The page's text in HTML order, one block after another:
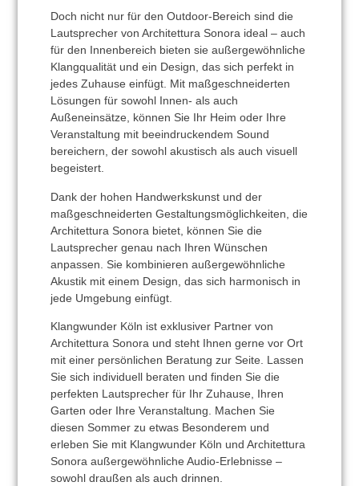
Doch nicht nur für den Outdoor-Bereich sind die
Lautsprecher von Architettura Sonora ideal – auch
für den Innenbereich bieten sie außergewöhnliche
Klangqualität und ein Design, das sich perfekt in
jedes Zuhause einfügt. Mit maßgeschneiderten
Lösungen für sowohl Innen- als auch
Außeneinsätze, können Sie Ihr Heim oder Ihre
Veranstaltung mit beeindruckendem Sound
bereichern, der sowohl akustisch als auch visuell
begeistert.
Dank der hohen Handwerkskunst und der
maßgeschneiderten Gestaltungsmöglichkeiten, die
Architettura Sonora bietet, können Sie die
Lautsprecher genau nach Ihren Wünschen
anpassen. Sie kombinieren außergewöhnliche
Akustik mit einem Design, das sich harmonisch in
jede Umgebung einfügt.
Klangwunder Köln ist exklusiver Partner von
Architettura Sonora und steht Ihnen gerne vor Ort
mit einer persönlichen Beratung zur Seite. Lassen
Sie sich individuell beraten und finden Sie die
perfekten Lautsprecher für Ihr Zuhause, Ihren
Garten oder Ihre Veranstaltung. Machen Sie
diesen Sommer zu etwas Besonderem und
erleben Sie mit Klangwunder Köln und Architettura
Sonora außergewöhnliche Audio-Erlebnisse –
sowohl draußen als auch drinnen.